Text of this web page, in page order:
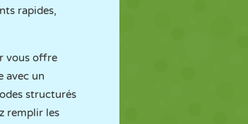
rapides,
vous offre
avec un
structurés
remplir les